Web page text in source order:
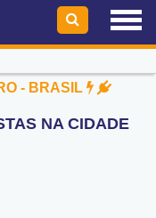
- BRASIL
NA CIDADE